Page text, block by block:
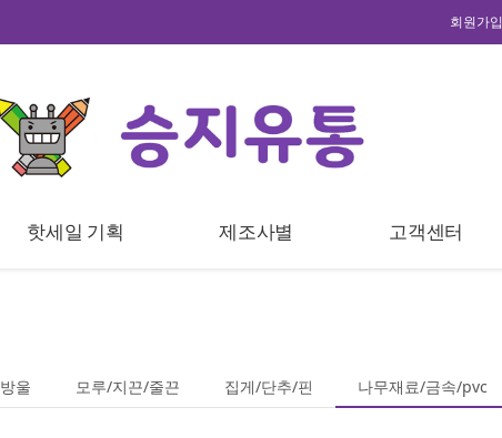
회원가입
핫세일 기획 제조사별 고객센터
울 모루/지끈/줄끈 집게/단추/핀 나무재료/금속/pvc